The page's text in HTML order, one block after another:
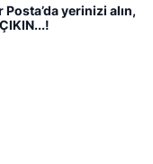
Posta’da yerinizi alın,